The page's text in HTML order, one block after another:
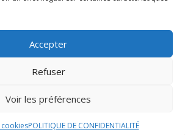
Accepter
Refuser
Voir les préférences
POLITIQUE DE CONFIDENTIALITÉ
–Mentions légales